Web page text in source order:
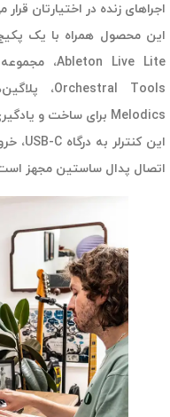
اجراهای زنده در اختیارتان قرار
این محصول همراه با یک
Melodics برای ساخت و یادگیری کامل موسیقی می‌شود.
اتصال پدال ساستین مجهز